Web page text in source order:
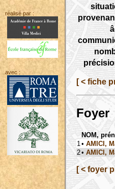
réalisé par :
avec :
[ < fiche
Foyer
NOM,
1 • AMICI,
2• AMICI,
[ < foyer